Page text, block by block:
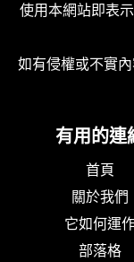
使用本網站即表
如有侵權或不實
有用的連
首頁
關於我們
它如何運
部落格